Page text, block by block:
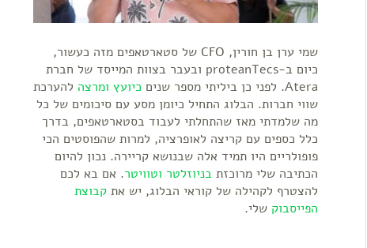
שמי ערן בן חורין, CFO של סטארטאפים מזה כעשור,
כיום ב-proteanTecs ובעבר בצוות המייסד של חברת
Atera. לפני כן ביליתי מספר שנים
כיועץ ומרצה להערכת
שווי חברות. הבלוג התחיל כיומן מסע עם סיכומים של כל
מה שלמדתי מאז שהתחלתי לעבוד בסטארטאפים, בדרך
כלל כספים עם קריצה לאופרציה, למרות שהפוסטים הכי
פופולריים היו תמיד אלה שבנושא קריירה. נכון להיום
הכתיבה שלי מרוכזת בניוזלטר וטוויטר. אם בא לכם
להצטרף לקהילה של קוראי הבלוג, יש את קבוצת
הפייסבוק שלי.